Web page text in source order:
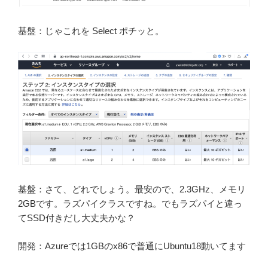
基盤：じゃこれを Select ポチッと。
基盤：さて、どれでしょう。最安ので、2.3GHz、メモリ
2GBです。ラズパイクラスですね。でもラズパイと違っ
てSSD付きだし大丈夫かな？
開発：Azureでは1GBのx86で普通にUbuntu18動いてます